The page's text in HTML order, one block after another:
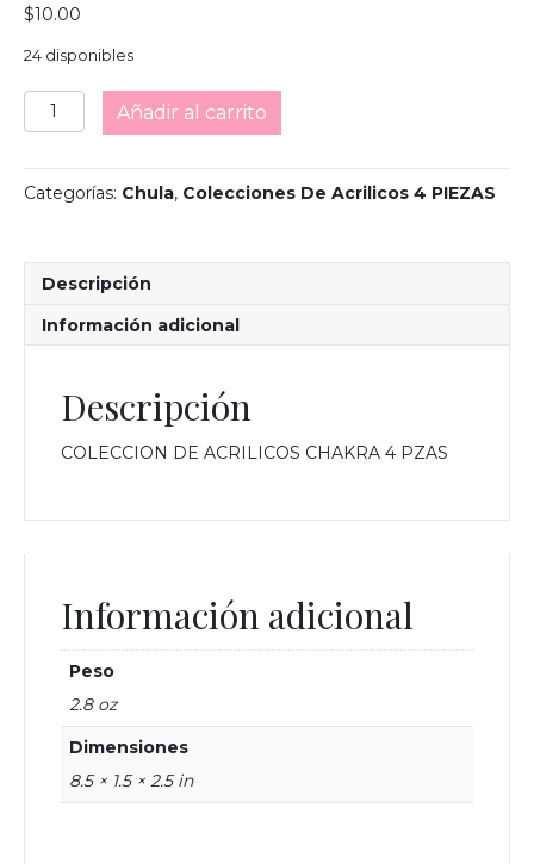
$10.00
24 disponibles
COLECCION
DE
CHAKRA
4
Añadir al carrito
Categorías: Chula, Colecciones De Acrilicos 4 PIEZAS
Descripción
Información adicional
Descripción
COLECCION DE ACRILICOS CHAKRA 4 PZAS
Información adicional
Peso
2.8 oz
Dimensiones
8.5 × 1.5 × 2.5 in